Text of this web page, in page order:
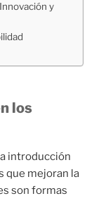
y
los
introducción
que mejoran la
son formas